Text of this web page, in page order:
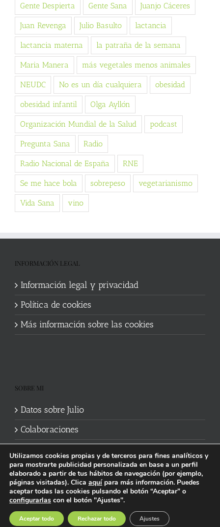
Gente Despierta Gente Sana Juanjo Cáceres
Juan Revenga Julio Basulto lactancia
lactancia materna la patraña de la semana
Maria Manera más vegetales menos animales
NEUDC No es un día cualquiera obesidad
obesidad infantil Olga Ayllón
Organización Mundial de la Salud podcast
Pregunta Sana Radio
Radio Nacional de España RNE
Se me hace bola sobrepeso vegetarianismo
Vida Sana vino
INFORMACIÓN LEGAL
Información legal y privacidad
Política de cookies
Más información sobre las cookies
SOBRE MI
Datos sobre Julio
Colaboraciones
Política de cookies | Información legal y privacidad
| Web mantenida
porStudi7
Facebook YouTubeInstagramSpotify
Bluesky
social
Threads
Utilizamos cookies propias y de terceros para fines analíticos y
para mostrarte publicidad personalizada en base a un perfil
elaborado a partir de tus hábitos de navegación (por ejemplo,
páginas visitadas). Clica aquípara más información. Puedes
aceptar todas las cookies pulsando el botón “Aceptar” o
configurarlas con el botón "Ajustes".
Aceptar todo Rechazar todo Ajustes